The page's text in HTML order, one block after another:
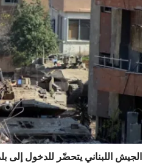
الجيش اللبناني يتحضّر للدخول إلى